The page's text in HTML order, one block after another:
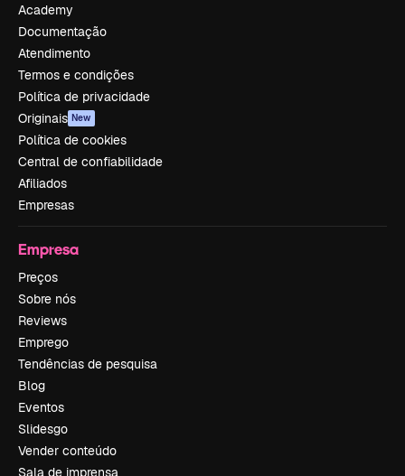
Academy
Documentação
Atendimento
Termos e condições
Política de privacidade
Originais New
Política de cookies
Central de confiabilidade
Afiliados
Empresas
Empresa
Preços
Sobre nós
Reviews
Emprego
Tendências de pesquisa
Blog
Eventos
Slidesgo
Vender conteúdo
Sala de imprensa